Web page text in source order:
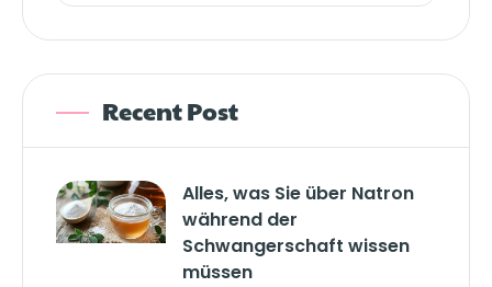
Recent Post
Alles, was Sie über Natron
während der
Schwangerschaft wissen
müssen